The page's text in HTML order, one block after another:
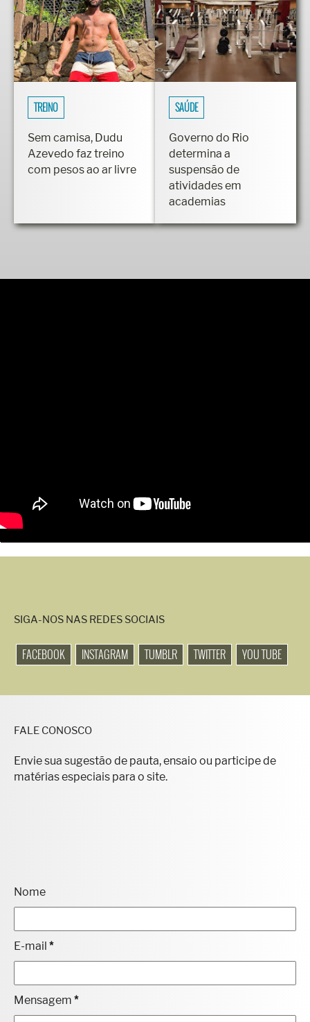
TREINO
Sem camisa, Dudu
Azevedo faz treino
com pesos ao ar livre
SAÚDE
Governo do Rio
determina a
suspensão de
atividades em
academias
SIGA-NOS NAS REDES SOCIAIS
FACEBOOK INSTAGRAM TUMBLR TWITTER YOU TUBE
FALE CONOSCO
Envie sua sugestão de pauta, ensaio ou participe de
matérias especiais para o site.
Nome
E-mail *
Mensagem *